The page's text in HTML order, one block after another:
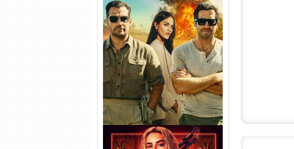
Na Zona Cinzenta Torrent
(2026) WEB-DL 1080p/4K
Dual Áudio